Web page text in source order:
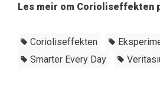
Les meir om Corioliseffekten
Corioliseffekten
Smarter Every Day